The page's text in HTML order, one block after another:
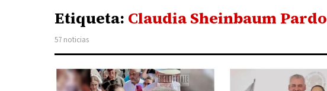
Etiqueta: Claudia Sheinbaum Pardo
57 noticias